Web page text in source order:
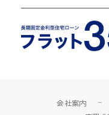
会社案内